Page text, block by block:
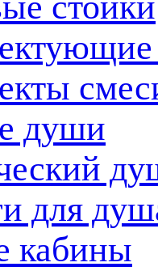
души
для
кабины